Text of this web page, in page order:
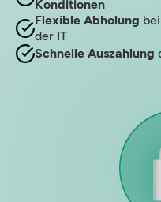
Konditionen
Flexible Abholung
der IT
Schnelle Auszahlung